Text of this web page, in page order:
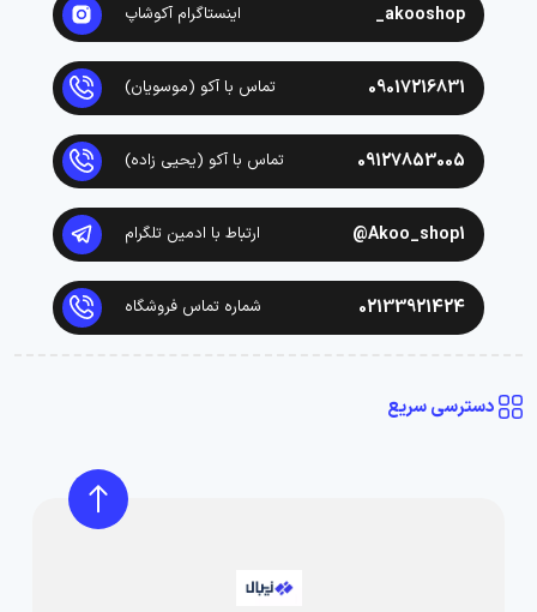
akooshop_ اینستاگرام آکوشاپ
09017216831 تماس با آکو (موسویان)
09127853005 تماس با آکو (یحیی زاده)
Akoo_shop1@ ارتباط با ادمین تلگرام
02133921424 شماره تماس فروشگاه
دسترسی سریع